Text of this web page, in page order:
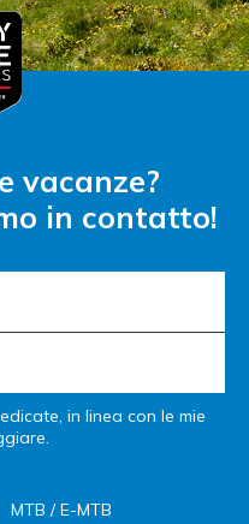
vacanze?
in contatto!
in linea con le mie
MTB / E-MTB